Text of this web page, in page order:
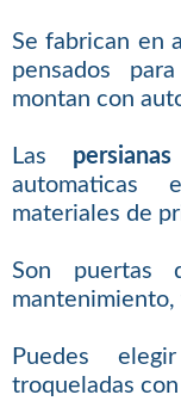
Se fabrican en
pensados
montan con
Las
automaticas
materiales de
Son puertas
mantenimiento,
Puedes
troqueladas